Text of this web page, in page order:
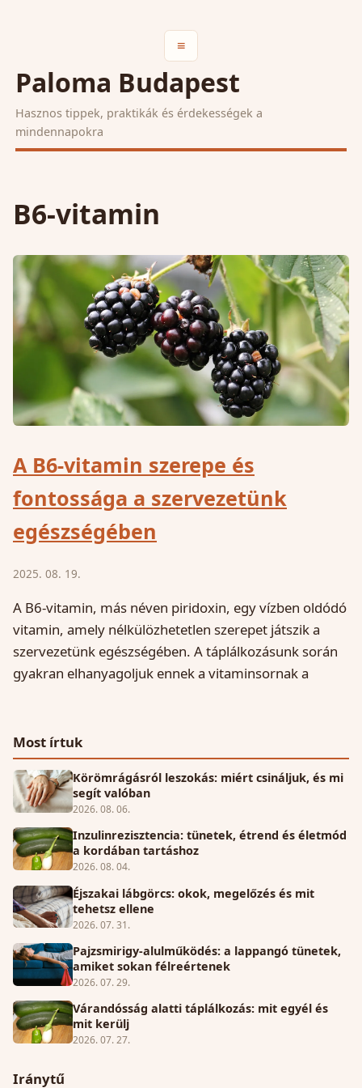
≡
Paloma Budapest
Hasznos tippek, praktikák és érdekességek a
mindennapokra
B6-vitamin
A B6-vitamin szerepe és
fontossága a szervezetünk
egészségében
2025. 08. 19.
A B6-vitamin, más néven piridoxin, egy vízben oldódó
vitamin, amely nélkülözhetetlen szerepet játszik a
szervezetünk egészségében. A táplálkozásunk során
gyakran elhanyagoljuk ennek a vitaminsornak a
Most írtuk
Körömrágásról leszokás: miért csináljuk, és mi
segít valóban
2026. 08. 06.
Inzulinrezisztencia: tünetek, étrend és életmód
a kordában tartáshoz
2026. 08. 04.
Éjszakai lábgörcs: okok, megelőzés és mit
tehetsz ellene
2026. 07. 31.
Pajzsmirigy-alulműködés: a lappangó tünetek,
amiket sokan félreértenek
2026. 07. 29.
Várandósság alatti táplálkozás: mit egyél és
mit kerülj
2026. 07. 27.
Iránytű